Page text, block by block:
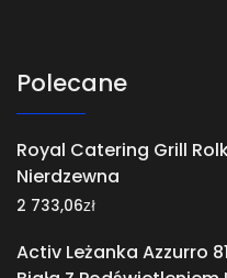
Polecane
Royal Catering Grill
Nierdzewna
2 733,06zł
Activ Leżanka Azzurro